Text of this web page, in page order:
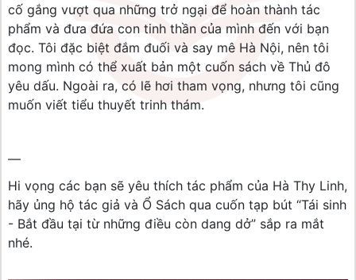
cố gắng vượt qua những trở ngại để hoàn thành tác
phẩm và đưa đứa con tinh thần của mình đến với bạn
đọc. Tôi đặc biệt đắm đuối và say mê Hà Nội, nên tôi
mong mình có thể xuất bản một cuốn sách về Thủ đô
yêu dấu. Ngoài ra, có lẽ hơi tham vọng, nhưng tôi cũng
muốn viết tiểu thuyết trinh thám.
—
Hi vọng các bạn sẽ yêu thích tác phẩm của Hà Thy Linh,
hãy ủng hộ tác giả và Ổ Sách qua cuốn tạp bút “Tái sinh
- Bắt đầu tại từ những điều còn dang dở” sắp ra mắt
nhé.